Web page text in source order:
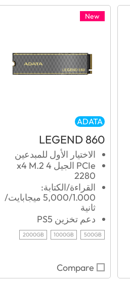
New
ADATA
LEGEND 860
الاختيار الأول للمبدعين
PCIe الجيل 4 x4 M.2
2280
القراءة/الكتابة:
5,000/1.000 ميجابايت/
ثانية
دعم تخزين PS5
500GB
1000GB
2000GB
Compare